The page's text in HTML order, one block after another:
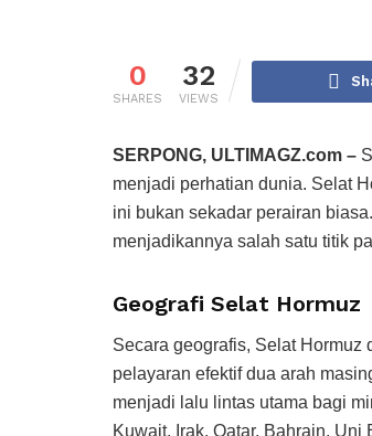
0
SHARES
32
VIEWS
SERPONG, ULTIMAGZ.com –
menjadi perhatian dunia. Selat
ini bukan sekadar perairan
menjadikannya salah satu titik
Geografi Selat Hormuz
Secara geografis, Selat Hormuz
pelayaran efektif dua arah
menjadi lalu lintas utama bagi
Kuwait, Irak, Qatar, Bahrain,